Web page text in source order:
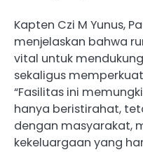
Kapten Czi M Yunus,
menjelaskan bahwa
vital untuk
sekaligus
“Fasilitas ini
hanya beristirahat,
dengan masyarakat,
kekeluargaan yang